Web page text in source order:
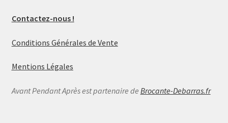
Contactez-nous !
Conditions Générales de Vente
Mentions Légales
Avant Pendant Après est partenaire de Brocante-Debarras.fr